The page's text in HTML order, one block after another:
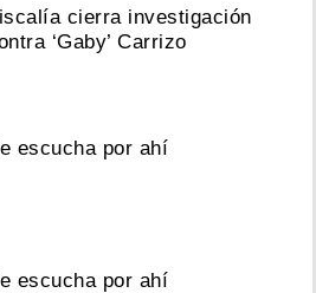
cierra investigación
‘Gaby’ Carrizo
escucha por ahí
escucha por ahí